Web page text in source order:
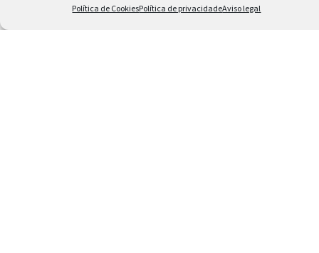
Política de CookiesPolítica de privacidadeAviso legal